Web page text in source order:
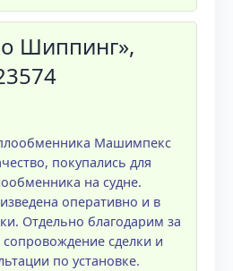
Шиппинг»,
Машимпекс
покупались для
на судне.
оперативно и в
Отдельно благодарим за
сделки и
по установке.